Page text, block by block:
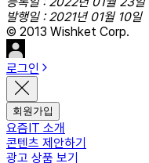
발행일 : 2021년 01월 10일
© 2013 Wishket Corp.
로그인
회원가입
요즘IT 소개
콘텐츠 제안하기
광고 상품 보기